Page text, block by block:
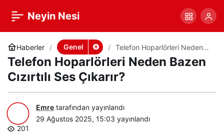
Neyin Nesi
Haberler Genel
Telefon Hoparlörleri Neden
Bazen Cızırtılı Ses Çıkarır?
Telefon Hoparlörleri Neden Bazen
Cızırtılı Ses Çıkarır?
Emre tarafından yayınlandı
29 Ağustos 2025, 15:03 yayınlandı
201
Telefon Hoparlörleri
Neden Bazen Cızırtılı Ses
Çıkarır?
Paylaş